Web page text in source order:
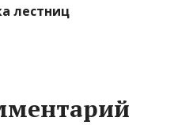
лестниц